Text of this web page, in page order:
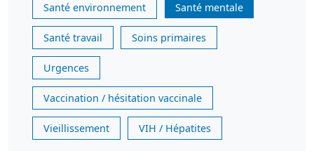
Santé environnement Santé mentale
Santé travail Soins primaires
Urgences
Vaccination / hésitation vaccinale
Vieillissement VIH / Hépatites